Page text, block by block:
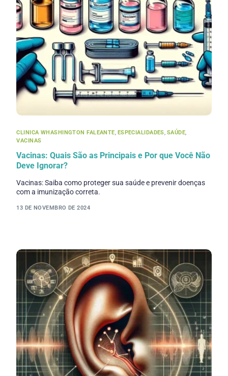
CLINICA WHASHINGTON FALEANTE, ESPECIALIDADES, SAÚDE,
VACINAS
Vacinas: Quais São as Principais e Por que Você Não
Deve Ignorar?
Vacinas: Saiba como proteger sua saúde e prevenir doenças
com a imunização correta.
13 DE NOVEMBRO DE 2024